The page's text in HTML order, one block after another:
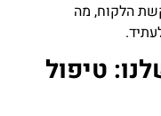
הלקוח, מה
טיפול